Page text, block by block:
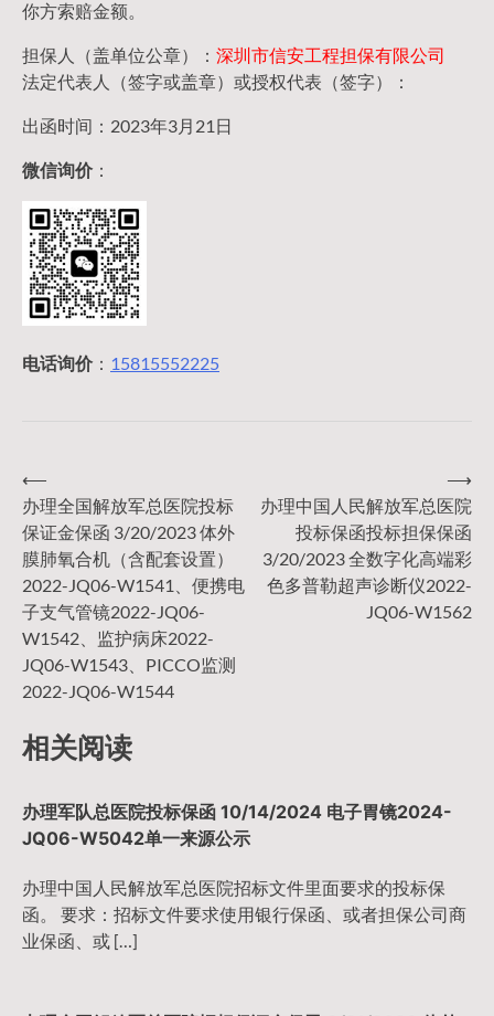
你方索赔金额。
担保人（盖单位公章）： 深圳市信安工程担保有限公司
法定代表人（签字或盖章）或授权代表（签字）：
出函时间：2023年3月21日
微信询价：
电话询价： 15815552225
文
章
导
航
⟵
办理全国解放军总医院投标
保证金保函 3/20/2023 体外
膜肺氧合机（含配套设置）
2022-JQ06-W1541、便携电
子支气管镜2022-JQ06-
W1542、监护病床2022-
JQ06-W1543、PICCO监测
2022-JQ06-W1544
办理中国人民解放军总医院
投标保函投标担保保函
3/20/2023 全数字化高端彩
色多普勒超声诊断仪2022-
JQ06-W1562
⟶
相关阅读
办理军队总医院投标保函 10/14/2024 电子胃镜2024-
JQ06-W5042单一来源公示
办理中国人民解放军总医院招标文件里面要求的投标保
函。 要求：招标文件要求使用银行保函、或者担保公司商
业保函、或 […]